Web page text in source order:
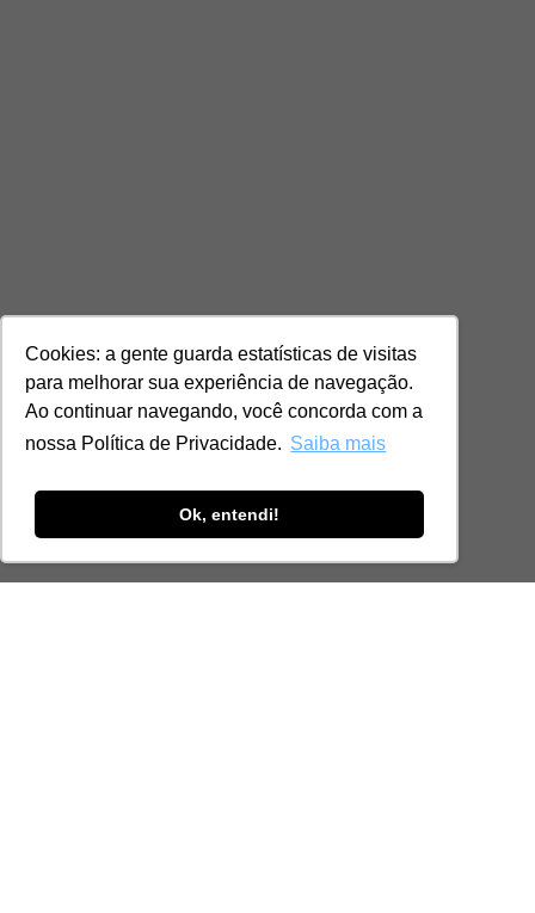
Cookies: a gente guarda estatísticas de visitas
para melhorar sua experiência de navegação.
Ao continuar navegando, você concorda com a
nossa Política de Privacidade. Saiba mais
Ok, entendi!